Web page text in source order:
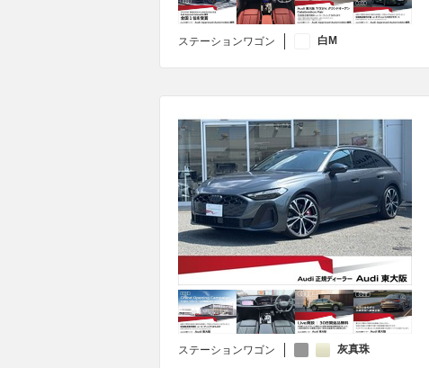
ステーションワゴン 白M
ステーションワゴン 灰真珠